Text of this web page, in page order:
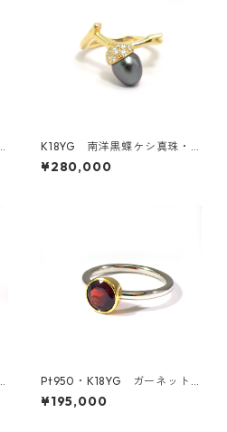
K18YG 南洋黒蝶ケシ真珠・
ダイヤモンドリング《どんぐ
り》（KR61201）
¥280,000
Pt950・K18YG ガーネット
リング（KR70740）
¥195,000